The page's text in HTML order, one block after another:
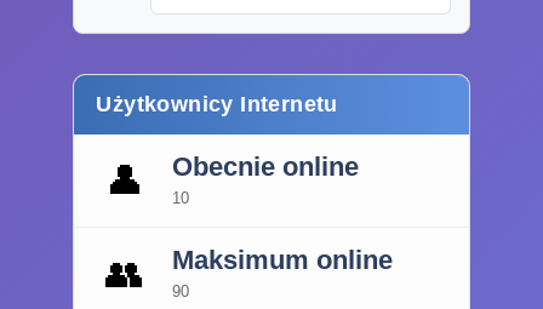
Użytkownicy Internetu
👤 Obecnie online
10
👥 Maksimum online
90